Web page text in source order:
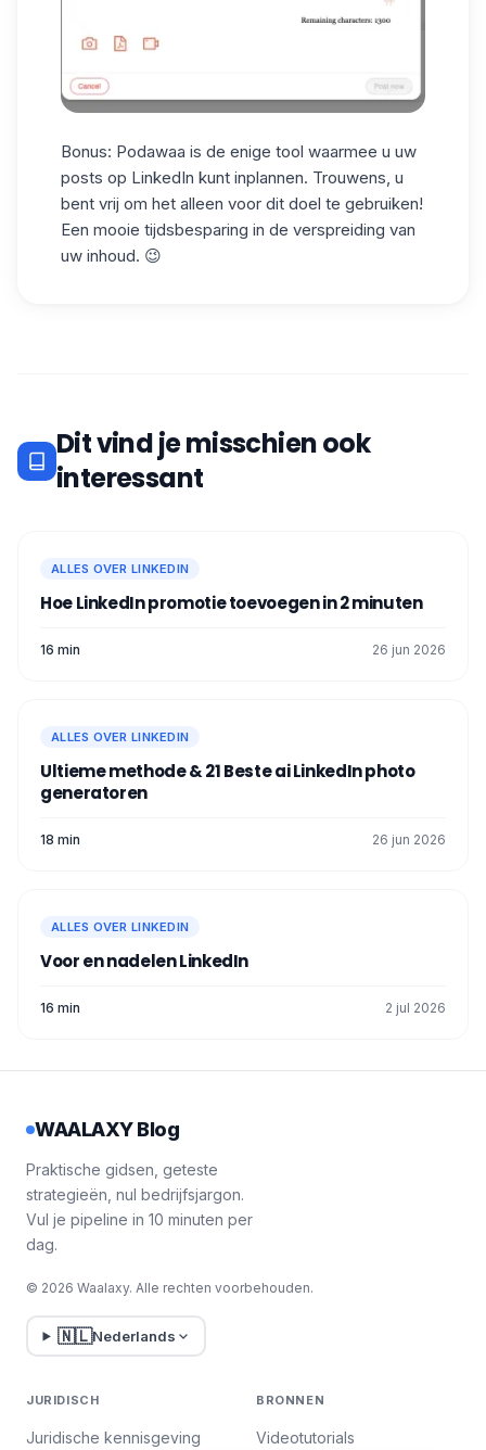
Bonus: Podawaa is de enige tool waarmee u uw
posts op LinkedIn kunt inplannen. Trouwens, u
bent vrij om het alleen voor dit doel te gebruiken!
Een mooie tijdsbesparing in de verspreiding van
uw inhoud. 😉
Dit vind je misschien ook
interessant
ALLES OVER LINKEDIN
Hoe LinkedIn promotie toevoegen in 2 minuten
16 min 26 jun 2026
ALLES OVER LINKEDIN
Ultieme methode & 21 Beste ai LinkedIn photo
generatoren
18 min 26 jun 2026
ALLES OVER LINKEDIN
Voor en nadelen LinkedIn​
16 min 2 jul 2026
WAALAXY Blog
Praktische gidsen, geteste
strategieën, nul bedrijfsjargon.
Vul je pipeline in 10 minuten per
dag.
© 2026 Waalaxy. Alle rechten voorbehouden.
🇳🇱Nederlands
JURIDISCH
Juridische kennisgeving
BRONNEN
Videotutorials